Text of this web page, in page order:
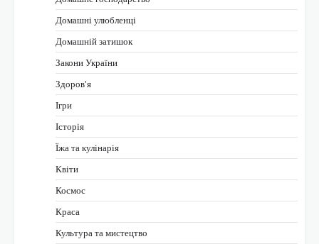
Домашні улюбленці
Домашній затишок
Закони України
Здоров'я
Ігри
Історія
Їжа та кулінарія
Квіти
Космос
Краса
Культура та мистецтво